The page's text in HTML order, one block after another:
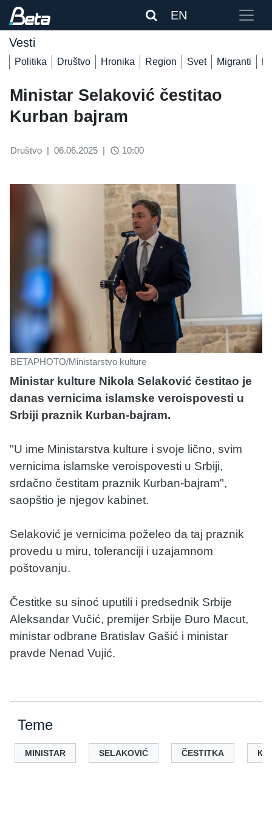
EN
Vesti
Politika Društvo Hronika Region Svet Migranti
Ministar Selaković čestitao
Kurban bajram
Društvo | 06.06.2025 | access_time 10:00
BETAPHOTO/Ministarstvo kulture
Ministar kulture Nikola Selaković čestitao je
danas vernicima islamske veroispovesti u
Srbiji praznik Кurban-bajram.
"U ime Ministarstva kulture i svoje lično, svim
vernicima islamske veroispovesti u Srbiji,
srdačno čestitam praznik Кurban-bajram",
saopštio je njegov kabinet.
Selaković je vernicima poželeo da taj praznik
provedu u miru, toleranciji i uzajamnom
poštovanju.
Čestitke su sinoć uputili i predsednik Srbije
Aleksandar Vučić, premijer Srbije Đuro Macut,
ministar odbrane Bratislav Gašić i ministar
pravde Nenad Vujić.
Teme
MINISTAR SELAKOVIĆ ČESTITKA